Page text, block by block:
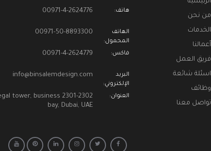
من نحن
الخدمات
أعمالنا
فريق العمل
اسئلة شائعة
وظائف
تواصل معنا
هاتف: 00971-4-2624776
الهاتف
المحمول:
00971-50-8893300
فاكس: 00971-4-2624779
البريد
الإلكتروني:
info@binsalemdesign.com
العنوان:
2302 Regal tower, business
bay, Dubai, UAE